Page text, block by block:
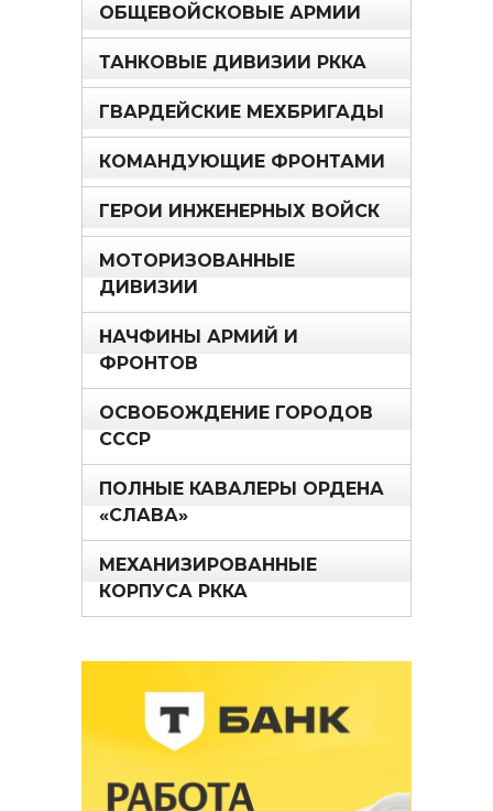
ОБЩЕВОЙСКОВЫЕ АРМИИ
ТАНКОВЫЕ ДИВИЗИИ РККА
ГВАРДЕЙСКИЕ МЕХБРИГАДЫ
КОМАНДУЮЩИЕ ФРОНТАМИ
ГЕРОИ ИНЖЕНЕРНЫХ ВОЙСК
МОТОРИЗОВАННЫЕ
ДИВИЗИИ
НАЧФИНЫ АРМИЙ И
ФРОНТОВ
ОСВОБОЖДЕНИЕ ГОРОДОВ
СССР
ПОЛНЫЕ КАВАЛЕРЫ ОРДЕНА
«СЛАВА»
МЕХАНИЗИРОВАННЫЕ
КОРПУСА РККА